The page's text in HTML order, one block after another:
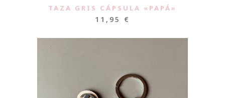
TAZA GRIS CÁPSULA «PAPÁ»
11,95 €